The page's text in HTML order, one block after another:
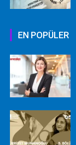
EN POPÜLER